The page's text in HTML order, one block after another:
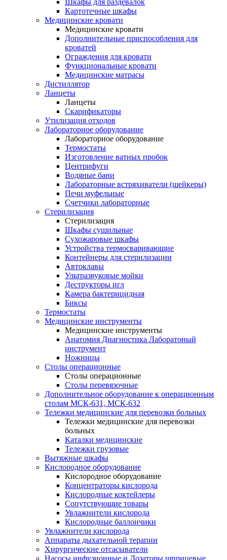
Шкафы для раздевалок
Картотечные шкафы
Медицинские кровати
Медицинские кровати
Дополнительные приспособления для
кроватей
Ограждения для кровати
Функциональные кровати
Медицинские матрасы
Дистиллятор
Ланцеты
Ланцеты
Скарификаторы
Утилизация отходов
Лабораторное оборудование
Лабораторное оборудование
Термостаты
Изготовление ватных пробок
Центрифуги
Водяные бани
Лабораторные встряхиватели (шейкеры)
Печи муфельные
Счетчики лабораторные
Стерилизация
Стерилизация
Шкафы сушильные
Сухожаровые шкафы
Устройства термосваривающие
Контейнеры для стерилизации
Автоклавы
Ультразвуковые мойки
Деструкторы игл
Камера бактерицидная
Биксы
Термостаты
Медицинские инструменты
Медицинские инструменты
Анатомия Диагностика Лаборатоный
инструмент
Ножницы
Столы операционные
Столы операционные
Столы перевязочные
Дополнительное оборудование к операционным
столам МСК-631, МСК-632
Тележки медицинские для перевозки больных
Тележки медицинские для перевозки
больных
Каталки медицинские
Тележки грузовые
Вытяжные шкафы
Кислородное оборудование
Кислородное оборудование
Концентраторы кислорода
Кислородные коктейлеры
Сопутствующие товары
Увлажнители кислорода
Кислородные баллончики
Увлажнители кислорода
Аппараты дыхательной терапии
Хирургические отсасыватели
Насосы инфузионные и Дозаторы шприцевые